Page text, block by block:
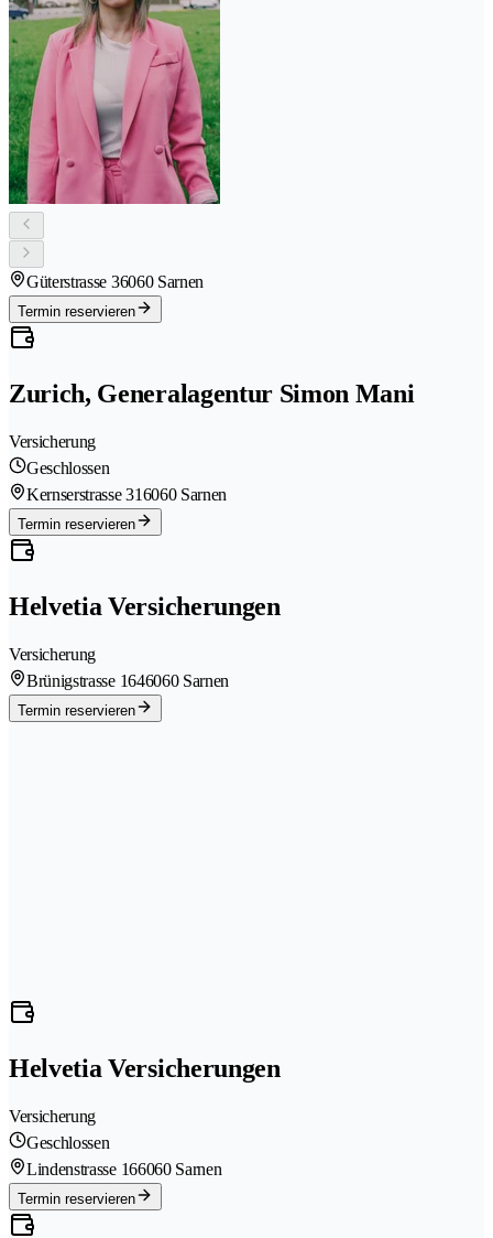
Güterstrasse 36060 Sarnen
Termin reservieren
Zurich, Generalagentur Simon Mani
Versicherung
Geschlossen
Kernserstrasse 316060 Sarnen
Termin reservieren
Helvetia Versicherungen
Versicherung
Brünigstrasse 1646060 Sarnen
Termin reservieren
Helvetia Versicherungen
Versicherung
Geschlossen
Lindenstrasse 166060 Sarnen
Termin reservieren